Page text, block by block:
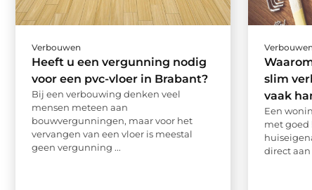
Verbouwen
Heeft u een vergunning nodig
voor een pvc-vloer in Brabant?
Bij een verbouwing denken veel
mensen meteen aan
bouwvergunningen, maar voor het
vervangen van een vloer is meestal
geen vergunning ...
slim
vaak
Een
met goed
direct aan